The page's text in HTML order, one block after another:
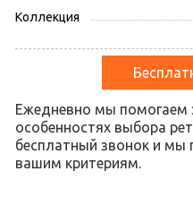
Коллекция
Ежедневно мы помогаем
особенностях выбора
бесплатный звонок и мы
вашим критериям.